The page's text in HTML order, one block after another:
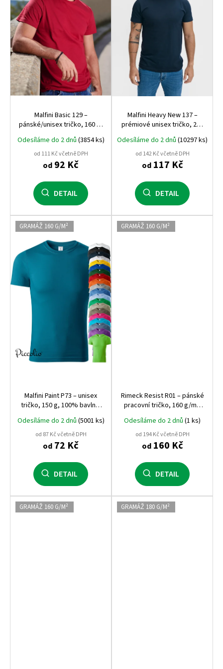
p
r
o
d
u
k
t
ů
Malfini Basic 129 –
pánské/unisex tričko, 160 g,
úprava
Odesíláme do 2 dnů (3854 ks)
od 111 Kč včetně DPH
od 92 Kč
DETAIL
Malfini Heavy New 137 –
prémiové unisex tričko, 200
gramáž a kvalita Malfini
Odesíláme do 2 dnů (10297 ks)
od 142 Kč včetně DPH
od117 Kč
DETAIL
GRAMÁŽ 160 G/M²
Malfini Paint P73 – unisex
tričko, 150 g, 100% bavlna,
potisk i výšivku
Odesíláme do 2 dnů (5001 ks)
od 87 Kč včetně DPH
od 72 Kč
DETAIL
GRAMÁŽ 160 G/M²
Rimeck Resist R01 – pánské
pracovní tričko, 160 g/m²,
praní až na 95 °C
Odesíláme do 2 dnů (1 ks)
od 194 Kč včetně DPH
od160 Kč
DETAIL
GRAMÁŽ 160 G/M² GRAMÁŽ 180 G/M²